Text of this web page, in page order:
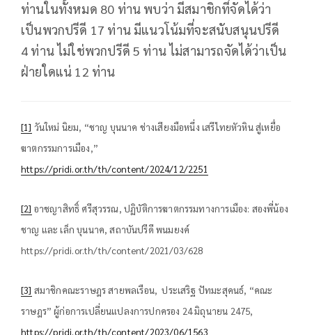
ท่านในทั้งหมด 80 ท่าน พบว่า มีสมาชิกที่จัดได้ว่า
เป็นพวกปรีดี 17 ท่าน มีแนวโน้มที่จะสนับสนุนปรีดี
4 ท่าน ไม่ใช่พวกปรีดี 5 ท่าน ไม่สามารถจัดได้ว่าเป็น
ฝ่ายใดแน่ 12 ท่าน
[1] วันใหม่ นิยม, “ชาญ บุนนาค ช่างเสียงมือหนึ่ง เสรีไทยหัวหิน สู่เหยื่อ
ฆาตกรรมการเมือง,”
https://pridi.or.th/th/content/2024/12/2251
[2] อาชญาสิทธิ์ ศรีสุวรรณ, ปฏิบัติการฆาตกรรมทางการเมือง: สองพี่น้อง
ชาญ และ เล็ก บุนนาค, สถาบันปรีดี พนมยงค์
https://pridi.or.th/th/content/2021/03/628
[3] สมาชิกคณะราษฎร สายพลเรือน, ประเสริฐ ปัทมะสุคนธ์, “คณะ
ราษฎร” ผู้ก่อการเปลี่ยนแปลงการปกครอง 24 มิถุนายน 2475,
https://pridi.or.th/th/content/2023/06/1563